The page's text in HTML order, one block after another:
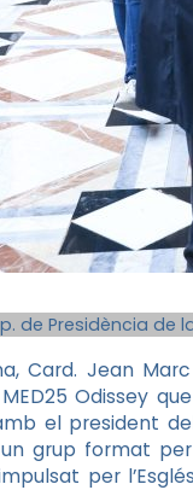
de Presidència de
Card. Jean
Odissey
el president
grup format
per